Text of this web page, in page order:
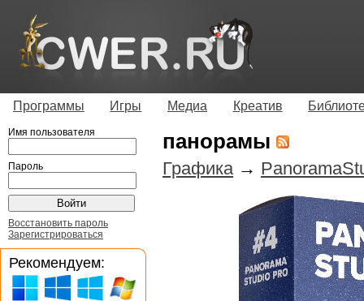
Программы Игры Медиа Креатив
панорамы
Графика →
Имя пользователя
Пароль
Восстановить пароль
Зарегистрироваться
Рекомендуем: